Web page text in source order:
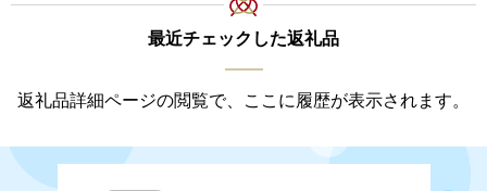
最近チェックした返礼品
返礼品詳細ページの閲覧で、ここに履歴が表示されます。